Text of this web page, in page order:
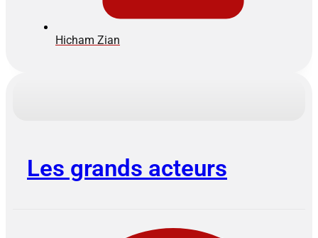
Hicham Zian
Les grands acteurs